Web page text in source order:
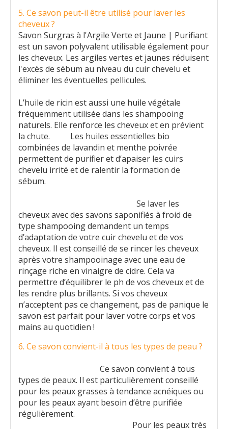
5. Ce savon peut-il être utilisé pour laver les
cheveux ?
Savon Surgras à l'Argile Verte et Jaune | Purifiant
est un savon polyvalent utilisable également pour
les cheveux. Les argiles vertes et jaunes réduisent
l'excès de sébum au niveau du cuir chevelu et
éliminer les éventuelles pellicules.
L’huile de ricin est aussi une huile végétale
fréquemment utilisée dans les shampooing
naturels. Elle renforce les cheveux et en prévient
la chute. Les huiles essentielles bio
combinées de lavandin et menthe poivrée
permettent de purifier et d’apaiser les cuirs
chevelu irrité et de ralentir la formation de
sébum.
Se laver les
cheveux avec des savons saponifiés à froid de
type shampooing demandent un temps
d’adaptation de votre cuir chevelu et de vos
cheveux. Il est conseillé de se rincer les cheveux
après votre shampooinage avec une eau de
rinçage riche en vinaigre de cidre. Cela va
permettre d’équilibrer le ph de vos cheveux et de
les rendre plus brillants. Si vos cheveux
n’acceptent pas ce changement, pas de panique le
savon est parfait pour laver votre corps et vos
mains au quotidien !
6. Ce savon convient-il à tous les types de peau ?
Ce savon convient à tous
types de peaux. Il est particulièrement conseillé
pour les peaux grasses à tendance acnéiques ou
pour les peaux ayant besoin d’être purifiée
régulièrement.
Pour les peaux très